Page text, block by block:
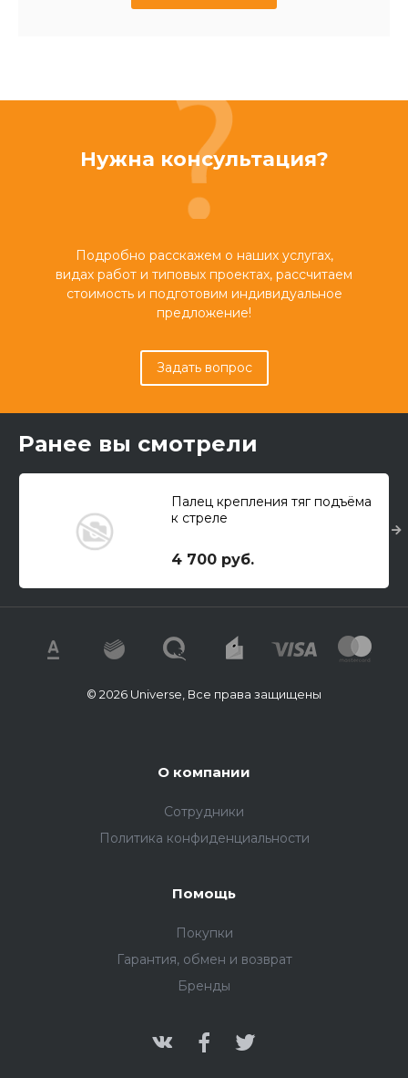
Нужна консультация?
Подробно расскажем о наших услугах,
видах работ и типовых проектах, рассчитаем
стоимость и подготовим индивидуальное
предложение!
Задать вопрос
Ранее вы смотрели
Палец крепления тяг подъёма
к стреле
4 700 руб.
© 2026 Universe, Все права защищены
О компании
Сотрудники
Политика конфиденциальности
Помощь
Покупки
Гарантия, обмен и возврат
Бренды